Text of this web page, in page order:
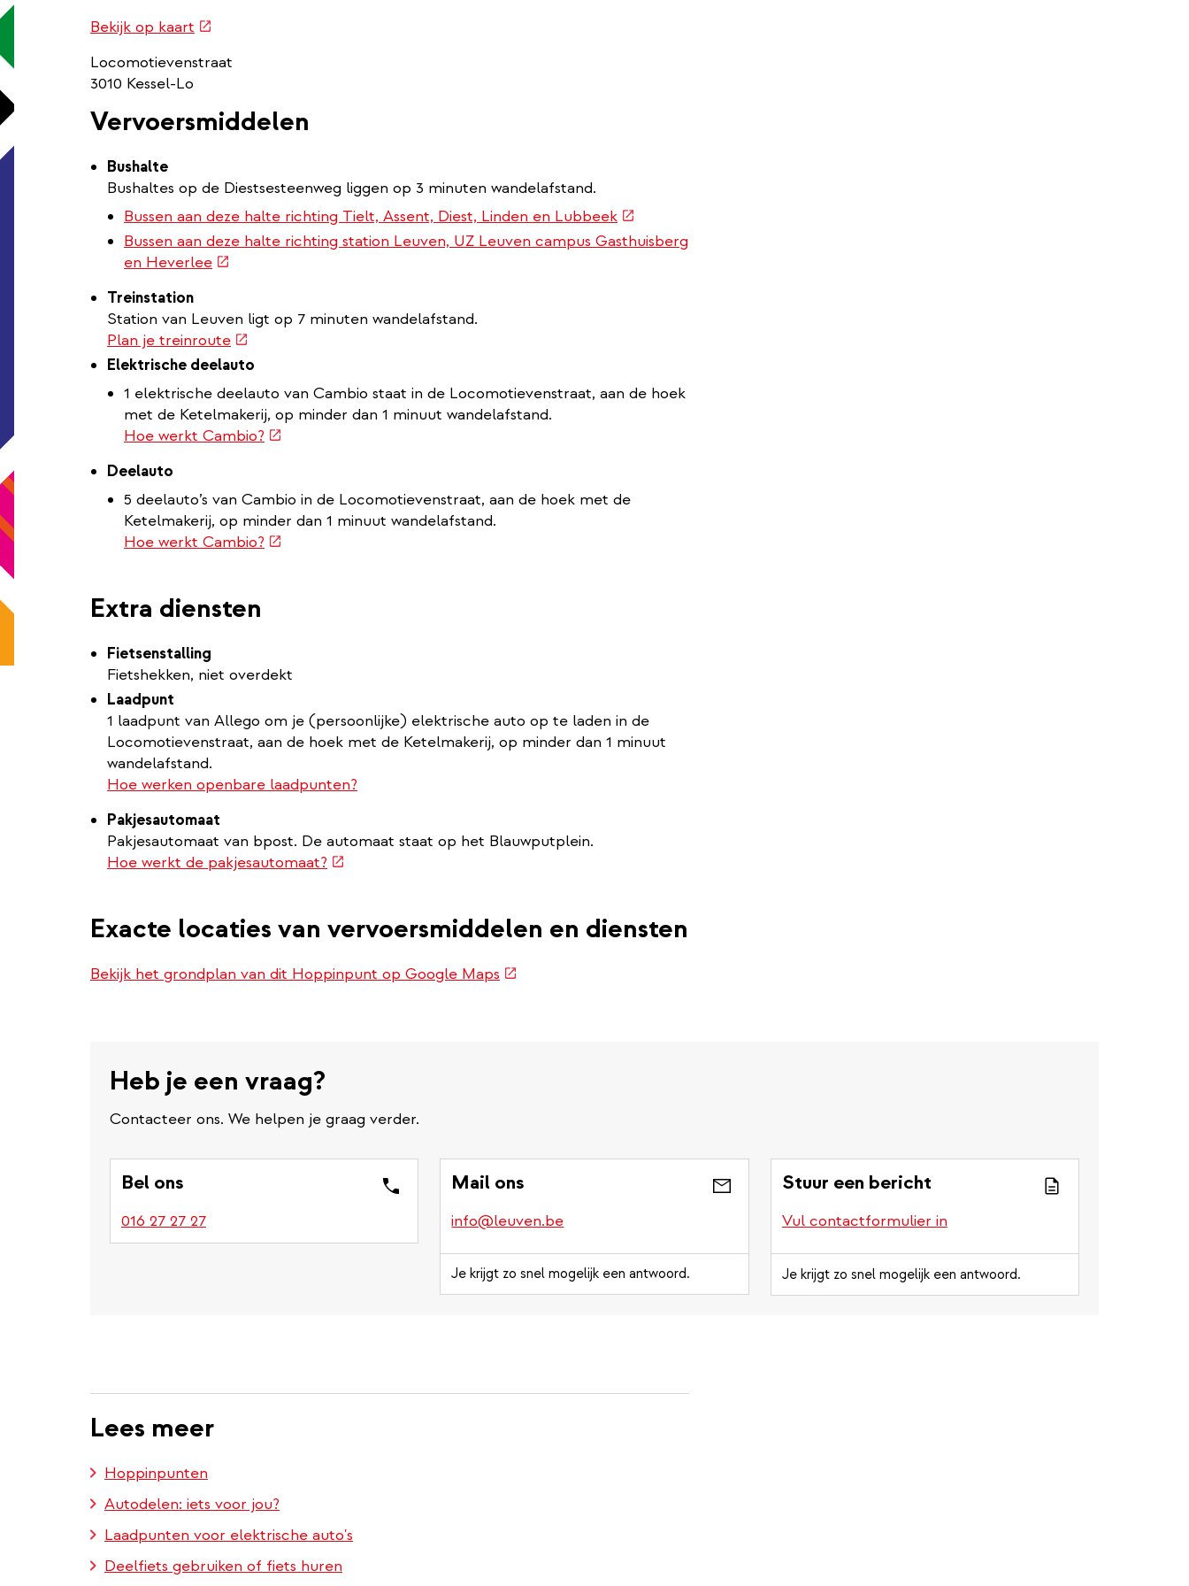
Routebeschrijving
Bekijk op kaart (externe
Locomotievenstraat
3010 Kessel-Lo
Vervoersmiddelen
Bushalte
Bushaltes op de Diestsesteenweg liggen op 3 minuten wandelafstand.
Bussen aan deze halte richting Tielt, Assent, Diest, Linden en Lubbeek(externe
link)
Bussen aan deze halte richting station Leuven, UZ Leuven campus Gasthuisberg
en Heverlee(externe
Treinstation
Station van Leuven ligt op 7 minuten wandelafstand.
Plan je treinroute(externe
link)
Elektrische deelauto
1 elektrische deelauto van Cambio staat in de Locomotievenstraat, aan de hoek
met de Ketelmakerij, op minder dan 1 minuut wandelafstand.
Hoe werkt Cambio? (externe
Deelauto
5 deelauto’s van Cambio in de Locomotievenstraat, aan de hoek met de
Ketelmakerij, op minder dan 1 minuut wandelafstand.
Hoe werkt Cambio? (externe
Extra diensten
Fietsenstalling
Fietshekken, niet overdekt
Laadpunt
1 laadpunt van Allego om je (persoonlijke) elektrische auto op te laden in de
Locomotievenstraat, aan de hoek met de Ketelmakerij, op minder dan 1 minuut
wandelafstand.
Hoe werken openbare laadpunten?
Pakjesautomaat
Pakjesautomaat van bpost. De automaat staat op het Blauwputplein.
Hoe werkt de pakjesautomaat? (externe
Exacte locaties van vervoersmiddelen en diensten
Bekijk het grondplan van dit Hoppinpunt op Google Maps (externe
Heb je een vraag?
Contacteer ons. We helpen je graag verder.
Bel ons
016 27 27 27
Mail ons
info@leuven.be
Je krijgt zo snel mogelijk een antwoord.
Stuur een bericht
Vul contactformulier in
Je krijgt zo snel mogelijk een antwoord.
Lees meer
Hoppinpunten
Autodelen: iets voor jou?
Laadpunten voor elektrische auto's
Deelfiets gebruiken of fiets huren